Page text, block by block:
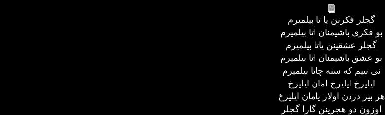
گجلر فکرنن یا تا بیلمیرم
بو فکری باشیمنان اتا بیلمیرم
گجلر عشقینن یاتا بیلمیرم
بو عشق باشیمنان اتا بیلمیرم
نی نییم که سنه چاتا بیلمیرم
ایلیرخ ایلیرخ امان ایلیرخ
هر بیر دردن اولار یامان ایلیرخ
اوزون دو هجرینن گارا گجلر